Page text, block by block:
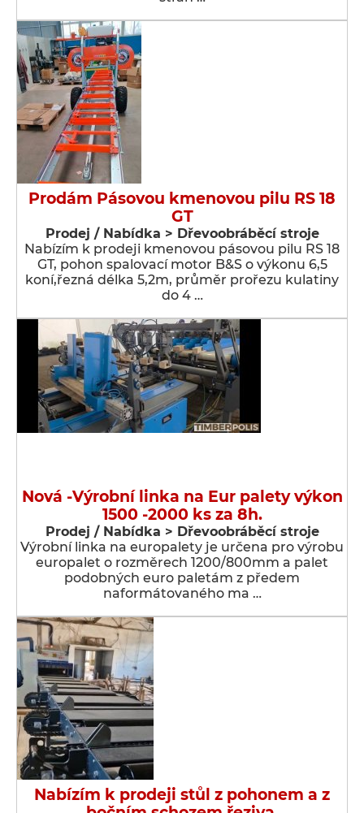
Prodám Pásovou kmenovou pilu RS 18
GT
Prodej / Nabídka > Dřevoobráběcí stroje
Nabízím k prodeji kmenovou pásovou pilu RS 18
GT, pohon spalovací motor B&S o výkonu 6,5
koní,řezná délka 5,2m, průměr prořezu kulatiny
do 4 …
Nová -Výrobní linka na Eur palety výkon
1500 -2000 ks za 8h.
Prodej / Nabídka > Dřevoobráběcí stroje
Výrobní linka na europalety je určena pro výrobu
europalet o rozměrech 1200/800mm a palet
podobných euro paletám z předem
naformátovaného ma …
Nabízím k prodeji stůl z pohonem a z